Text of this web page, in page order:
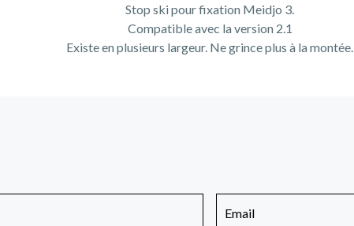
Stop ski pour fixation Meidjo 3.
Compatible avec la version 2.1
Existe en plusieurs largeur. Ne grince plus à la montée.